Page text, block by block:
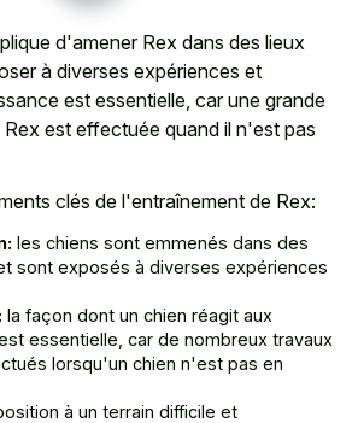
d'amener Rex dans des lieux
à diverses expériences et
est essentielle, car une grande
est effectuée quand il n'est pas
clés de l'entraînement de Rex:
les chiens sont emmenés dans des
sont exposés à diverses expériences
la façon dont un chien réagit aux
essentielle, car de nombreux travaux
lorsqu'un chien n'est pas en
à un terrain difficile et